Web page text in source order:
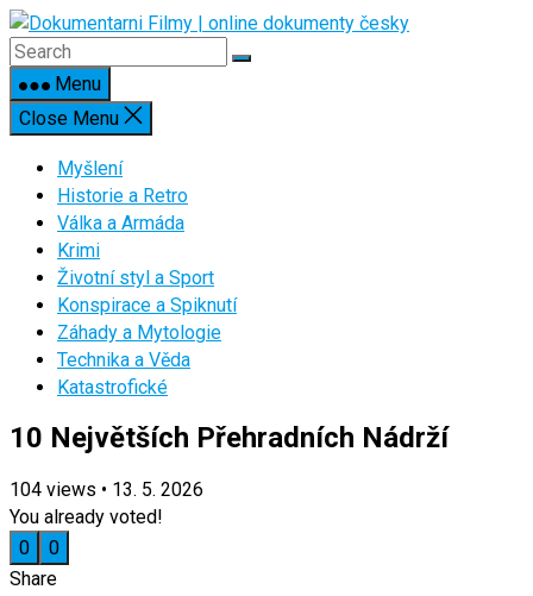
Skip
to
contentMenu
Close Menu
Myšlení
Historie a Retro
Válka a Armáda
Krimi
Životní styl a Sport
Konspirace a Spiknutí
Záhady a Mytologie
Technika a Věda
Katastrofické
10 Největších Přehradních Nádrží
104 views • 13. 5. 2026
You already voted!
0
0
Share